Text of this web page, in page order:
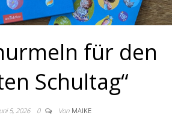
für den
Schultag“
5, 2026 0 Von MAIKE